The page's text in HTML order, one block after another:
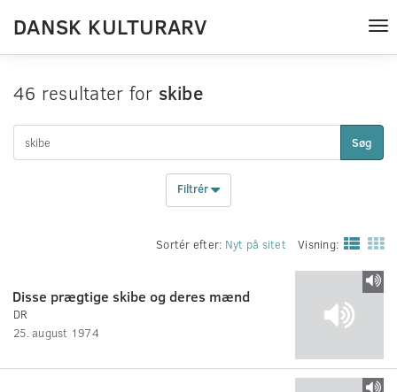
DANSK KULTURARV
46 resultater for skibe
Søg
Filtrér
Sortér efter: Nyt på sitet Visning:
Disse prægtige skibe og deres mænd
DR
25. august 1974